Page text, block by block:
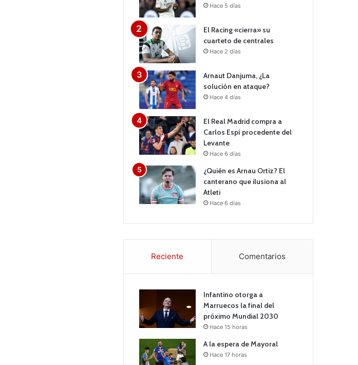
Hace 5 días
El Racing «cierra» su
cuarteto de centrales
Hace 2 días
Arnaut Danjuma, ¿La
solución en ataque?
Hace 4 días
El Real Madrid compra a
Carlos Espí procedente del
Levante
Hace 6 días
¿Quién es Arnau Ortiz? El
canterano que ilusiona al
Atleti
Hace 6 días
Reciente Comentarios
Infantino otorga a
Marruecos la final del
próximo Mundial 2030
Hace 15 horas
A la espera de Mayoral
Hace 17 horas